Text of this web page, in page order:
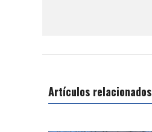
Artículos relacionados